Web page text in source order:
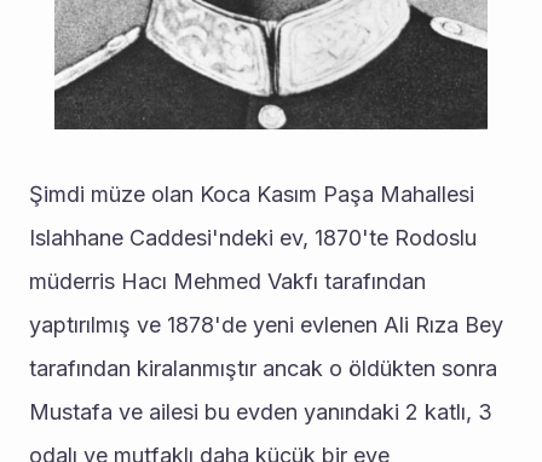
Şimdi müze olan Koca Kasım Paşa Mahallesi
Islahhane Caddesi'ndeki ev, 1870'te Rodoslu
müderris Hacı Mehmed Vakfı tarafından
yaptırılmış ve 1878'de yeni evlenen Ali Rıza Bey
tarafından kiralanmıştır ancak o öldükten sonra
Mustafa ve ailesi bu evden yanındaki 2 katlı, 3
odalı ve mutfaklı daha küçük bir eve